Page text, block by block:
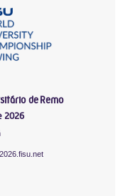
de Remo
2026